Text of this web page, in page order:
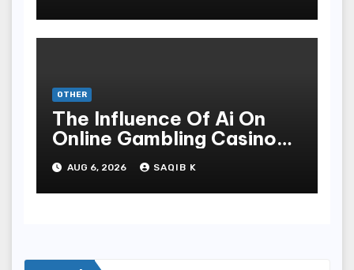
OTHER
The Influence Of Ai On
Online Gambling Casino
Experiences
AUG 6, 2026 SAQIB K